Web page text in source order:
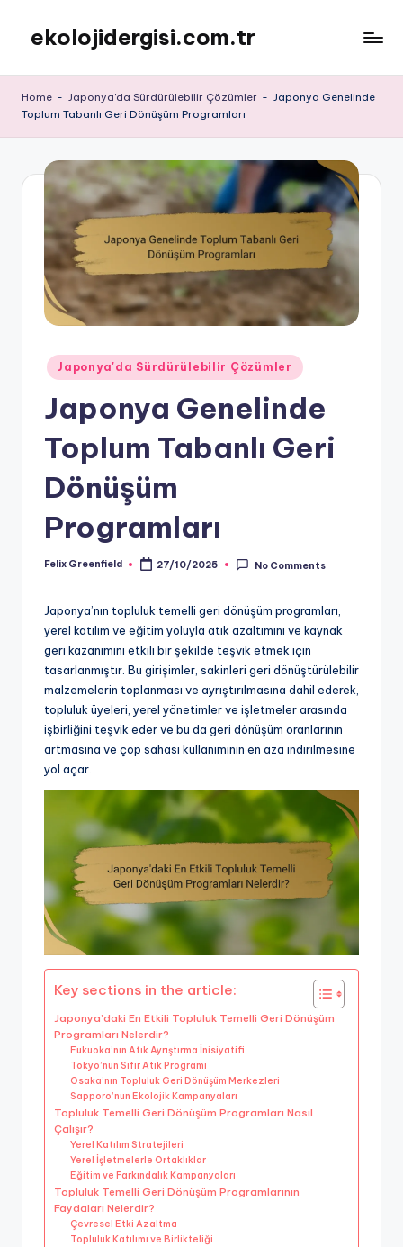
content
ekolojidergisi.com.tr
Home - Japonya'da Sürdürülebilir Çözümler - Japonya Genelinde
Toplum Tabanlı Geri Dönüşüm Programları
Posted
in
Japonya'da Sürdürülebilir Çözümler
Japonya Genelinde
Toplum Tabanlı Geri
Dönüşüm
Programları
Posted
Felix Greenfield 27/10/2025 No Comments
Japonya’nın topluluk temelli geri dönüşüm programları,
yerel katılım ve eğitim yoluyla atık azaltımını ve kaynak
geri kazanımını etkili bir şekilde teşvik etmek için
tasarlanmıştır. Bu girişimler, sakinleri geri dönüştürülebilir
malzemelerin toplanması ve ayrıştırılmasına dahil ederek,
topluluk üyeleri, yerel yönetimler ve işletmeler arasında
işbirliğini teşvik eder ve bu da geri dönüşüm oranlarının
artmasına ve çöp sahası kullanımının en aza indirilmesine
yol açar.
Key sections in the article:
Japonya’daki En Etkili Topluluk Temelli Geri Dönüşüm
Programları Nelerdir?
Fukuoka’nın Atık Ayrıştırma İnisiyatifi
Tokyo’nun Sıfır Atık Programı
Osaka’nın Topluluk Geri Dönüşüm Merkezleri
Sapporo’nun Ekolojik Kampanyaları
Topluluk Temelli Geri Dönüşüm Programları Nasıl
Çalışır?
Yerel Katılım Stratejileri
Yerel İşletmelerle Ortaklıklar
Eğitim ve Farkındalık Kampanyaları
Topluluk Temelli Geri Dönüşüm Programlarının
Faydaları Nelerdir?
Çevresel Etki Azaltma
Topluluk Katılımı ve Birlikteliği